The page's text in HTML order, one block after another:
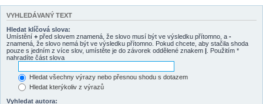
VYHLEDÁVANÝ TEXT
Hledat klíčová slova:
Umístění + před slovem znamená, že slovo musí být ve výsledku přítomno, a -
znamená, že slovo nemá být ve výsledku přítomno. Pokud chcete, aby stačila shoda
pouze s jedním z více slov, umístěte je do závorek oddělené znakem | . Použitím *
nahradíte část slova
Hledat všechny výrazy nebo přesnou shodu s dotazem
Hledat kterýkoliv z výrazů
Vyhledat autora: